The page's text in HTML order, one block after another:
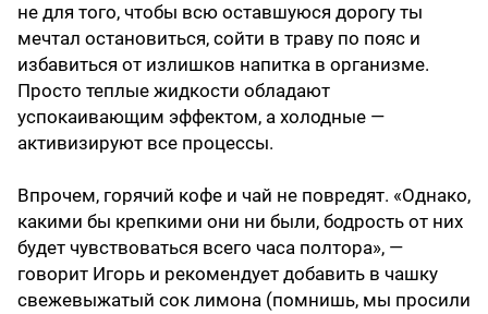
не для того, чтобы всю оставшуюся дорогу ты
мечтал остановиться, сойти в траву по пояс и
избавиться от излишков напитка в организме.
Просто теплые жидкости обладают
успокаивающим эффектом, а холодные —
активизируют все процессы.
Впрочем, горячий кофе и чай не повредят. «Однако,
какими бы крепкими они ни были, бодрость от них
будет чувствоваться всего часа полтора», —
говорит Игорь и рекомендует добавить в чашку
свежевыжатый сок лимона (помнишь, мы просили